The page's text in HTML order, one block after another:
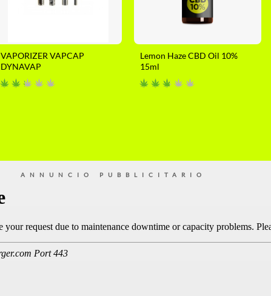
VAPORIZER VAPCAP
DYNAVAP
Lemon Haze CBD Oil 10%
15ml
ANNUNCIO PUBBLICITARIO